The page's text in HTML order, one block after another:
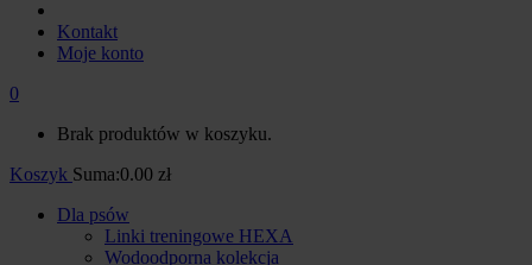
Kontakt
Moje konto
0
Brak produktów w koszyku.
Koszyk Suma:0.00 zł
Dla psów
Linki treningowe HEXA
Wodoodporna kolekcja